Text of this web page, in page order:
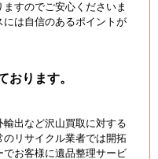
すのでご安心くださいま
は自信のあるポイントが
おります。
出など沢山買取に対する
リサイクル業者では開拓
お客様に遺品整理サービ